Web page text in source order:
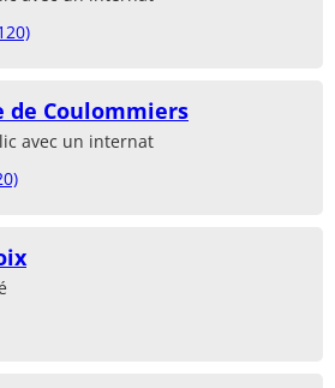
de Coulommiers
avec un internat